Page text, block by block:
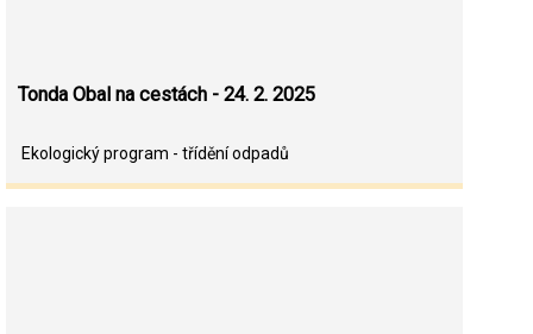
Tonda Obal na cestách - 24. 2. 2025
Ekologický program - třídění odpadů